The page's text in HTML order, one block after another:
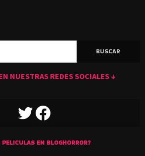
NUESTRAS REDES SOCIALES ↓
TWITTERFACEBOOK
EN BLOGHORROR?